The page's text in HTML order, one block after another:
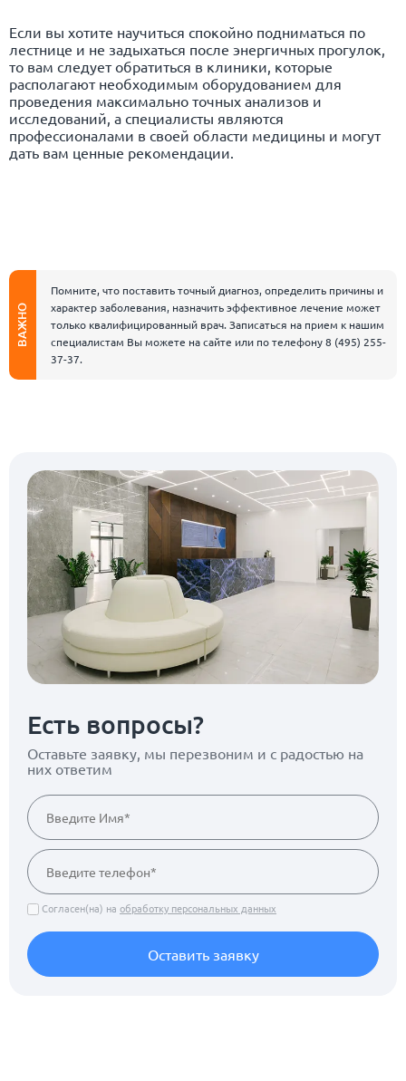
Если вы хотите научиться спокойно подниматься по
лестнице и не задыхаться после энергичных прогулок,
то вам следует обратиться в клиники, которые
располагают необходимым оборудованием для
проведения максимально точных анализов и
исследований, а специалисты являются
профессионалами в своей области медицины и могут
дать вам ценные рекомендации.
ВАЖНО
Помните, что поставить точный диагноз, определить причины и
характер заболевания, назначить эффективное лечение может
только квалифицированный врач. Записаться на прием к нашим
специалистам Вы можете на сайте или по телефону8 (495) 255-
37-37.
Есть вопросы?
Оставьте заявку, мы перезвоним и с радостью на
них ответим
Согласен(на) на обработку персональных данных
Оставить заявку